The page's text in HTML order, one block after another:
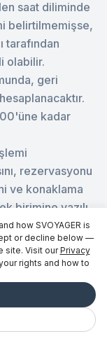
saat diliminde
belirtilmemişse,
tarafından
olabilir.
geri
kadar
rezervasyonu
ve konaklama
birimine yazılı
genellikle
hesaba
ülkeye
önce
Vibe Giriş yap
how SVOYAGER is
or decline below —
site. Visit our Privacy
rights and how to